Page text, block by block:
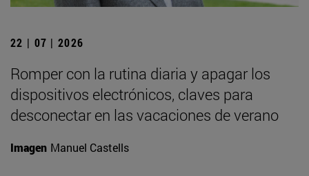
22 | 07 | 2026
Romper con la rutina diaria y apagar los
dispositivos electrónicos, claves para
desconectar en las vacaciones de verano
Imagen Manuel Castells